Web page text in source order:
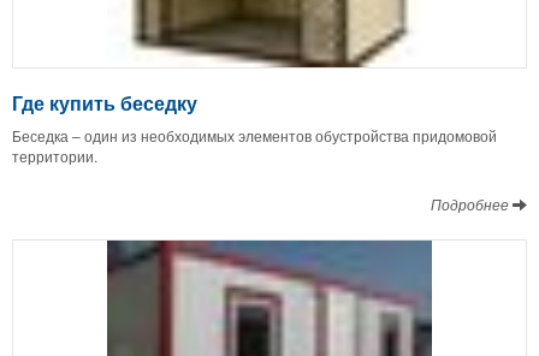
Где купить беседку
Беседка – один из необходимых элементов обустройства придомовой
территории.
Подробнее